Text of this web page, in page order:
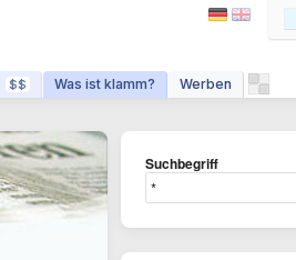
$$ Was ist klamm? Werben
Suchbegriff